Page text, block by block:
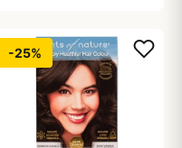
-25%